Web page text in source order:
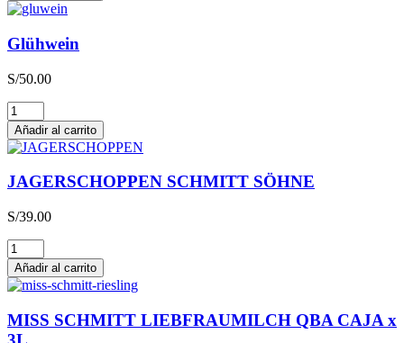
Glühwein
S/50.00
Glühwein
cantidad
Añadir al carrito
JAGERSCHOPPEN SCHMITT SÖHNE
S/39.00
JAGERSCHOPPEN
SCHMITT
SÖHNE
cantidad
Añadir al carrito
MISS SCHMITT LIEBFRAUMILCH QBA CAJA x